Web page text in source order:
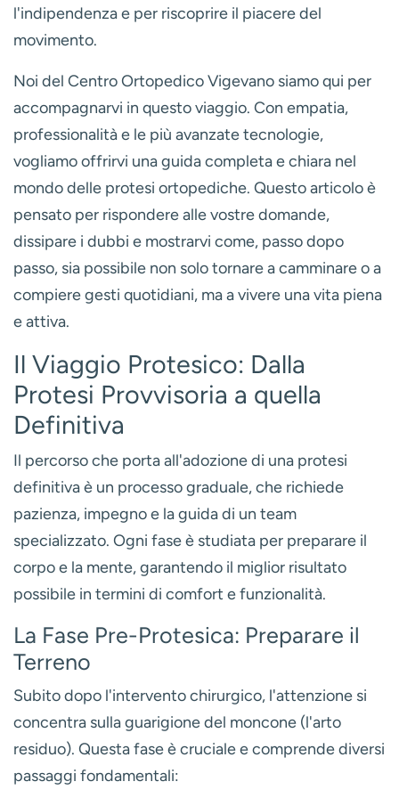
l'indipendenza e per riscoprire il piacere del
movimento.
Noi del Centro Ortopedico Vigevano siamo qui per
accompagnarvi in questo viaggio. Con empatia,
professionalità e le più avanzate tecnologie,
vogliamo offrirvi una guida completa e chiara nel
mondo delle protesi ortopediche. Questo articolo è
pensato per rispondere alle vostre domande,
dissipare i dubbi e mostrarvi come, passo dopo
passo, sia possibile non solo tornare a camminare o a
compiere gesti quotidiani, ma a vivere una vita piena
e attiva.
Il Viaggio Protesico: Dalla
Protesi Provvisoria a quella
Definitiva
Il percorso che porta all'adozione di una protesi
definitiva è un processo graduale, che richiede
pazienza, impegno e la guida di un team
specializzato. Ogni fase è studiata per preparare il
corpo e la mente, garantendo il miglior risultato
possibile in termini di comfort e funzionalità.
La Fase Pre-Protesica: Preparare il
Terreno
Subito dopo l'intervento chirurgico, l'attenzione si
concentra sulla guarigione del moncone (l'arto
residuo). Questa fase è cruciale e comprende diversi
passaggi fondamentali: